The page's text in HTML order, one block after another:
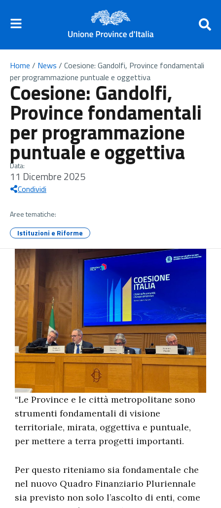
Home / News / Coesione: Gandolfi, Province fondamentali
per programmazione puntuale e oggettiva
Coesione: Gandolfi,
Province fondamentali
per programmazione
puntuale e oggettiva
Data:
11 Dicembre 2025
Condividi
Aree tematiche:
Istituzioni e Riforme
“Le Province e le città metropolitane sono
strumenti fondamentali di visione
territoriale, mirata, oggettiva e puntuale,
per mettere a terra progetti importanti.
Per questo riteniamo sia fondamentale che
nel nuovo Quadro Finanziario Pluriennale
sia previsto non solo l’ascolto di enti, come